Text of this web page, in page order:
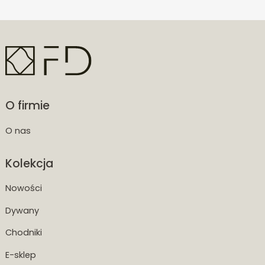
O firmie
O nas
Kolekcja
Nowości
Dywany
Chodniki
E-sklep